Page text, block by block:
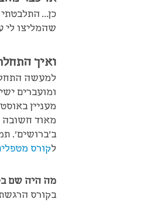
כן…
שהמליצו לי
ואיך
למעשה
ומועברים
מעניין
מאוד חשובה
ב'ברושים'.
לקורס
מה היה שם
בקורס